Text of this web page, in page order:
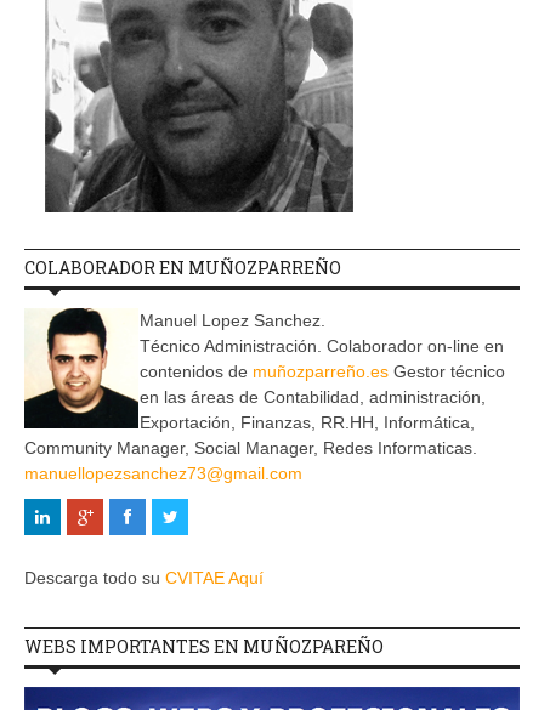
COLABORADOR EN MUÑOZPARREÑO
Manuel Lopez Sanchez.
Técnico Administración. Colaborador on-line en
contenidos de muñozparreño.es Gestor técnico
en las áreas de Contabilidad, administración,
Exportación, Finanzas, RR.HH, Informática,
Community Manager, Social Manager, Redes Informaticas.
manuellopezsanchez73@gmail.com
Descarga todo su CVITAE Aquí
WEBS IMPORTANTES EN MUÑOZPAREÑO